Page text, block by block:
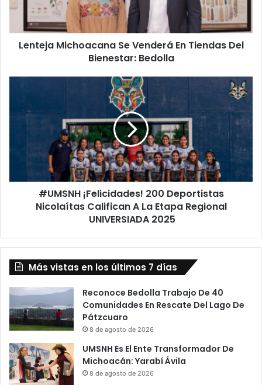
Del
Bedolla
Lenteja Michoacana Se Venderá En Tiendas Del
Bienestar: Bedolla
Deportistas
Etapa
Regional
UNIVERSIADA
#UMSNH ¡Felicidades! 200 Deportistas
Nicolaítas Califican A La Etapa Regional
UNIVERSIADA 2025
Más vistas en los últimos 7 días
Reconoce Bedolla Trabajo De 40
Comunidades En Rescate Del Lago De
Pátzcuaro
8 de agosto de 2026
UMSNH Es El Ente Transformador De
Michoacán: Yarabí Ávila
8 de agosto de 2026